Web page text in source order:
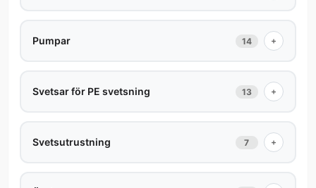
Pumpar 14 +
Svetsar för PE svetsning 13 +
Svetsutrustning 7 +